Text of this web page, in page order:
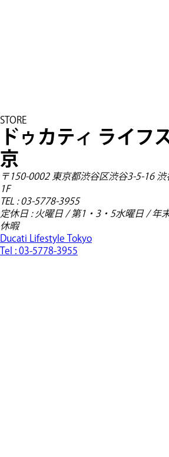
STORE
ドゥカティ ライフ
京
〒150-0002 東京都渋谷区渋谷3-5-16
1F
TEL : 03-5778-3955
定休日 : 火曜日 / 第1・3・5水曜日 / 年
休暇
Ducati Lifestyle Tokyo
Tel :03-5778-3955